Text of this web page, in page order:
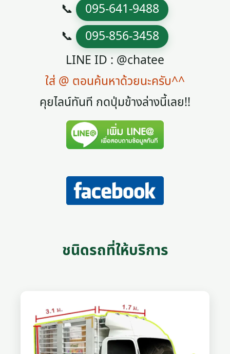
📞 095-641-9488
📞 095-856-3458
LINE ID : @chatee
ใส่ @ ตอนค้นหาด้วยนะครับ^^
คุยไลน์ทันที กดปุ่มข้างล่างนี้เลย!!
ชนิดรถที่ให้บริการ